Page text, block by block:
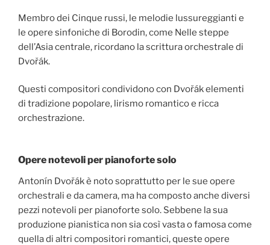
Membro dei Cinque russi, le melodie lussureggianti e
le opere sinfoniche di Borodin, come Nelle steppe
dell’Asia centrale, ricordano la scrittura orchestrale di
Dvořák.
Questi compositori condividono con Dvořák elementi
di tradizione popolare, lirismo romantico e ricca
orchestrazione.
Opere notevoli per pianoforte solo
Antonín Dvořák è noto soprattutto per le sue opere
orchestrali e da camera, ma ha composto anche diversi
pezzi notevoli per pianoforte solo. Sebbene la sua
produzione pianistica non sia così vasta o famosa come
quella di altri compositori romantici, queste opere